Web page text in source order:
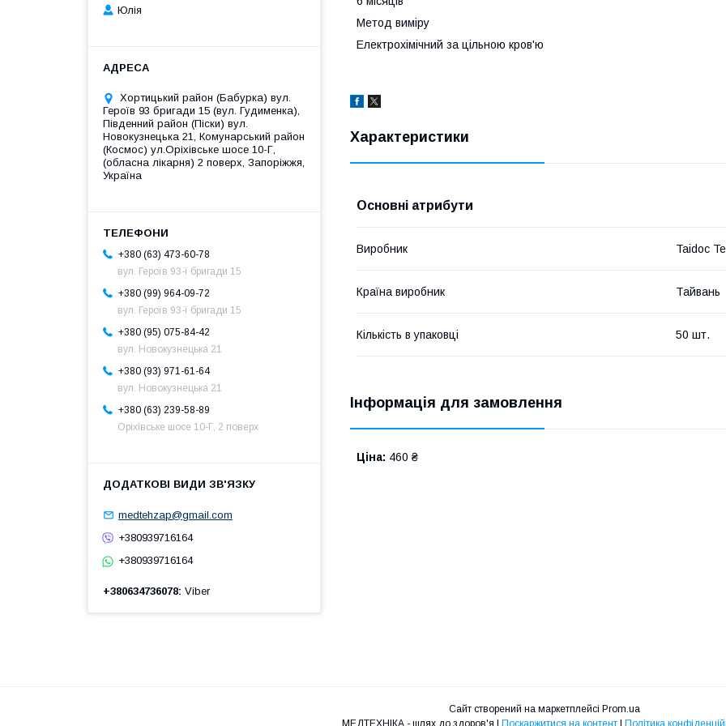
Метод виміру
Електрохімічний за цільною кров'ю
Характеристики
Основні атрибути
Виробник Taidoc
Країна виробник Тайвань
Кількість в упаковці 50 шт.
Інформація для замовлення
Ціна: 460 ₴
Юлія
Хортицький район (Бабурка) вул.
Героїв 93 бригади 15 (вул. Гудименка),
Південний район (Піски) вул.
Новокузнецька 21, Комунарський район
(Космос) ул.Оріхівське шосе 10-Г,
(обласна лікарня) 2 поверх, Запоріжжя,
Україна
+380 (63) 473-60-78
вул. Героїв 93-ї бригади 15
+380 (99) 964-09-72
вул. Героїв 93-ї бригади 15
+380 (95) 075-84-42
вул. Новокузнецька 21
+380 (93) 971-61-64
вул. Новокузнецька 21
+380 (63) 239-58-89
Оріхівське шосе 10-Г, 2 поверх
medtehzap@gmail.com
+380939716164
+380939716164
+380634736078 Viber
Сайт створений на маркетплейсі Prom.ua
МЕДТЕХНІКА - шлях до здоров'я | Поскаржитися на контент | Політика